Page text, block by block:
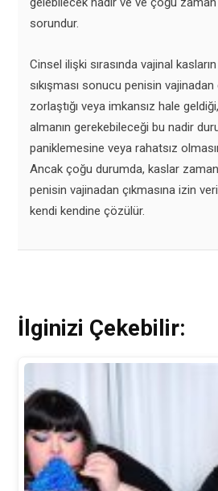
sorundur.
Cinsel ilişki sırasında vajinal kasların
sıkışması sonucu penisin vajinadan
zorlaştığı veya imkansız hale
almanın gerekebileceği bu nadir
paniklemesine veya rahatsız
Ancak çoğu durumda, kaslar
penisin vajinadan çıkmasına izin
kendi kendine çözülür.
İlginizi Çekebilir: